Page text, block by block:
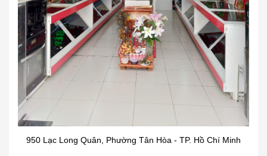
950 Lạc Long Quân, Phường Tân Hòa - TP. Hồ Chí Minh